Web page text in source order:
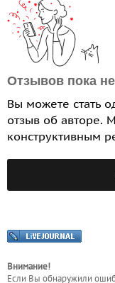
Отзывов пока
Вы можете стать
отзыв об авторе.
конструктивным
Внимание!
Если Вы обнаружили